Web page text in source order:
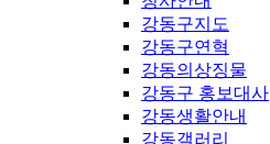
강동구지도
강동구연혁
강동의상징물
강동구 홍보대사
강동생활안내
강동갤러리